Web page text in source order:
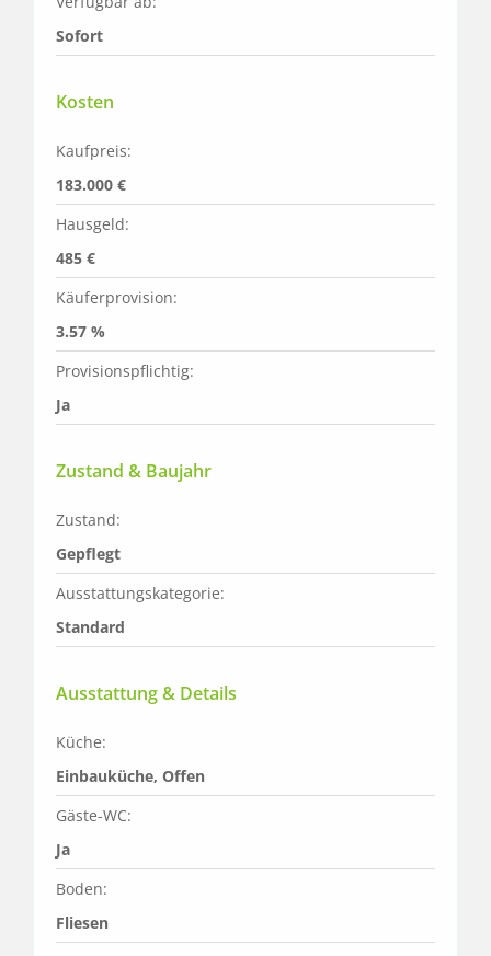
Sofort
Kosten
Kaufpreis:
183.000 €
Hausgeld:
485 €
Käuferprovision:
3.57 %
Provisionspflichtig:
Ja
Zustand & Baujahr
Zustand:
Gepflegt
Ausstattungskategorie:
Standard
Ausstattung & Details
Küche:
Einbauküche, Offen
Gäste-WC:
Ja
Boden:
Fliesen